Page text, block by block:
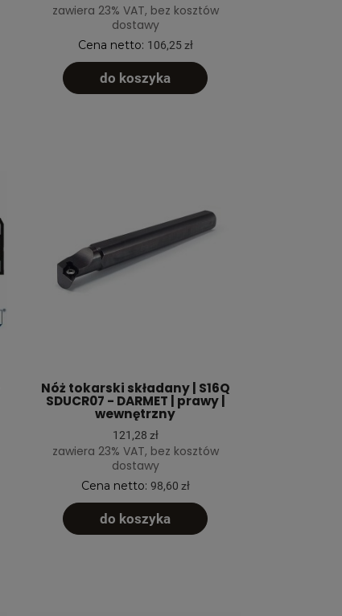
zawiera 23% VAT, bez kosztów
dostawy
Cena netto: 106,25 zł
do koszyka
Nóż tokarski składany | S16Q
SDUCR07 - DARMET | prawy |
wewnętrzny
121,28 zł
zawiera 23% VAT, bez kosztów
dostawy
Cena netto: 98,60 zł
do koszyka